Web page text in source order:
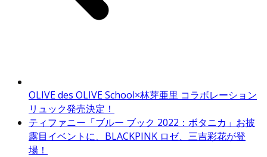
OLIVE des OLIVE School×林芽亜里 コラボレーション
リュック発売決定！
ティファニー「ブルー ブック 2022：ボタニカ」お披
露目イベントに、BLACKPINK ロゼ、三吉彩花が登
場！